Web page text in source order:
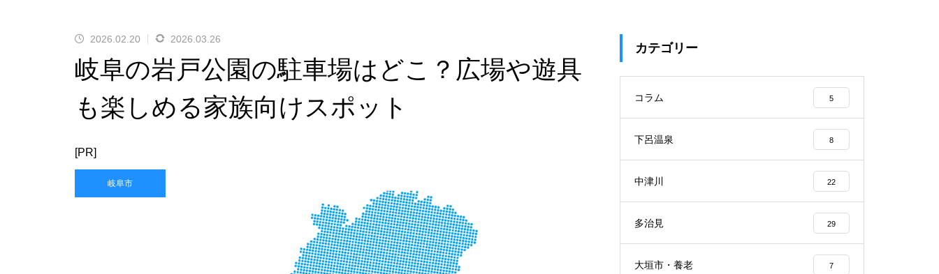
2026.02.20 2026.03.26
岐阜の岩戸公園の駐車場はどこ？広場や遊具
も楽しめる家族向けスポット
[PR]
岐阜市
カテゴリー
コラム 5
下呂温泉 8
中津川 22
多治見 29
大垣市・養老 7